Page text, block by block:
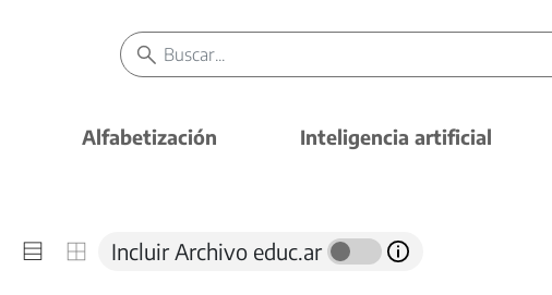
Alfabetización Inteligencia artificial
Incluir Archivo educ.ar